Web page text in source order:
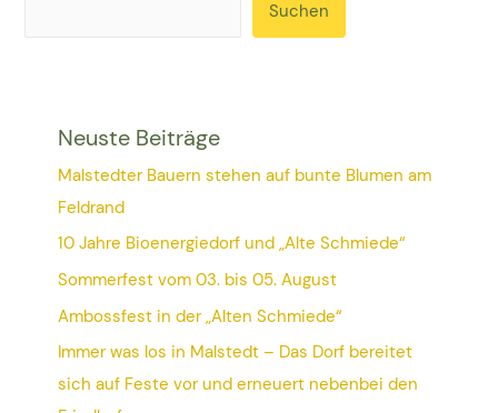
Suchen
Neuste Beiträge
Malstedter Bauern stehen auf bunte Blumen am
Feldrand
10 Jahre Bioenergiedorf und „Alte Schmiede“
Sommerfest vom 03. bis 05. August
Ambossfest in der „Alten Schmiede“
Immer was los in Malstedt – Das Dorf bereitet
sich auf Feste vor und erneuert nebenbei den